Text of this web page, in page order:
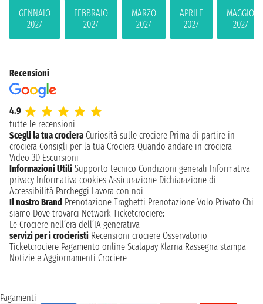
GENNAIO
2027
FEBBRAIO
2027
MARZO
2027
APRILE
2027
MAGGIO
2027
Recensioni
4.9
tutte le recensioni
Scegli la tua crociera Curiosità sulle crociere Prima di partire in
crociera Consigli per la tua Crociera Quando andare in crociera
Video 3D Escursioni
Informazioni Utili Supporto tecnico Condizioni generali Informativa
privacy Informativa cookies Assicurazione Dichiarazione di
Accessibilità Parcheggi Lavora con noi
Il nostro Brand Prenotazione Traghetti Prenotazione Volo Privato Chi
siamo Dove trovarci Network Ticketcrociere:
Le Crociere nell’era dell’IA generativa
servizi per i crocieristi Recensioni crociere Osservatorio
Ticketcrociere Pagamento online Scalapay Klarna Rassegna stampa
Notizie e Aggiornamenti Crociere
Pagamenti